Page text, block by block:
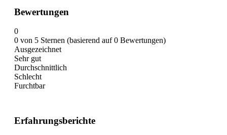
Bewertungen
0
0 von 5 Sternen (basierend auf 0 Bewertungen)
Ausgezeichnet
Sehr gut
Durchschnittlich
Schlecht
Furchtbar
Erfahrungsberichte